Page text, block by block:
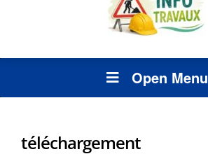
Open Menu
téléchargement